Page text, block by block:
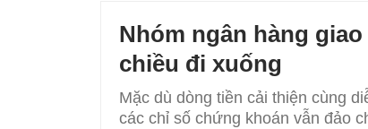
Nhóm ngân hàng
chiều đi xuống
Mặc dù dòng tiền cải thiện cùng
các chỉ số chứng khoán vẫn đảo